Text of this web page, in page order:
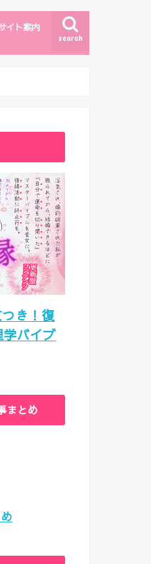
search
ク
イト案内
イトマップ
イター紹介
問い合わせ
き！復
バイブ
まとめ